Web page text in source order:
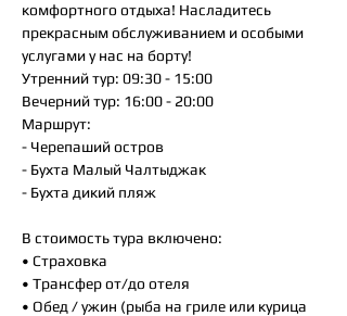
комфортного отдыха! Насладитесь
прекрасным обслуживанием и особыми
услугами у нас на борту!
Утренний тур: 09:30 - 15:00
Вечерний тур: 16:00 - 20:00
Маршрут:
- Черепаший остров
- Бухта Малый Чалтыджак
- Бухта дикий пляж
В стоимость тура включено:
• Страховка
• Трансфер от/до отеля
• Обед / ужин (рыба на гриле или курица